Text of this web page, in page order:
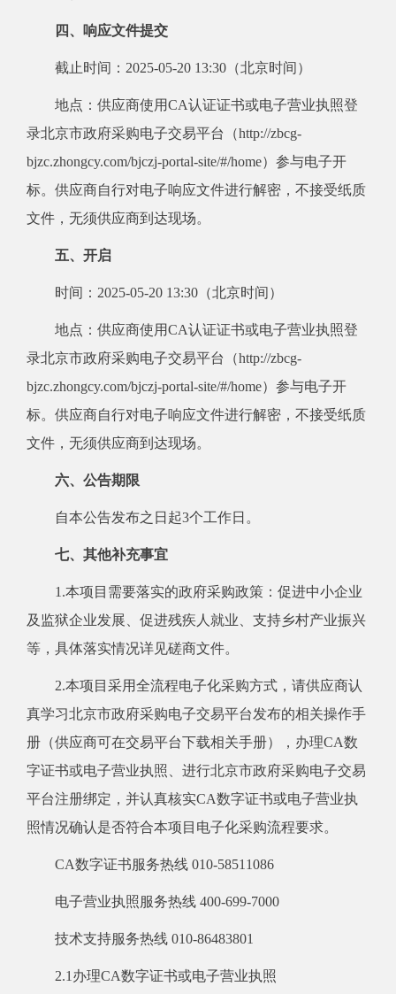
四、响应文件提交
截止时间：2025-05-20 13:30（北京时间）
地点：供应商使用CA认证证书或电子营业执照登
录北京市政府采购电子交易平台（http://zbcg-
bjzc.zhongcy.com/bjczj-portal-site/#/home）参与电子开
标。供应商自行对电子响应文件进行解密，不接受纸质
文件，无须供应商到达现场。
五、开启
时间：2025-05-20 13:30（北京时间）
地点：供应商使用CA认证证书或电子营业执照登
录北京市政府采购电子交易平台（http://zbcg-
bjzc.zhongcy.com/bjczj-portal-site/#/home）参与电子开
标。供应商自行对电子响应文件进行解密，不接受纸质
文件，无须供应商到达现场。
六、公告期限
自本公告发布之日起3个工作日。
七、其他补充事宜
1.本项目需要落实的政府采购政策：促进中小企业
及监狱企业发展、促进残疾人就业、支持乡村产业振兴
等，具体落实情况详见磋商文件。
2.本项目采用全流程电子化采购方式，请供应商认
真学习北京市政府采购电子交易平台发布的相关操作手
册（供应商可在交易平台下载相关手册），办理CA数
字证书或电子营业执照、进行北京市政府采购电子交易
平台注册绑定，并认真核实CA数字证书或电子营业执
照情况确认是否符合本项目电子化采购流程要求。
CA数字证书服务热线 010-58511086
电子营业执照服务热线 400-699-7000
技术支持服务热线 010-86483801
2.1办理CA数字证书或电子营业执照